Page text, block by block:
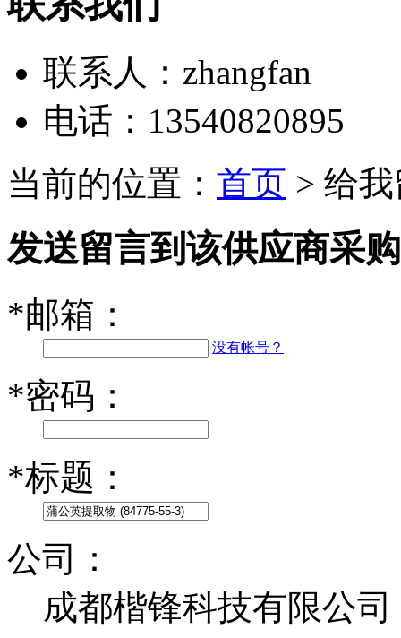
联系人： zhangfan
电话： 13540820895
当前的位置： 首页 > 给
发送留言到该供应商采
*邮箱：
没有帐号？
*密码：
*标题：
公司：
成都楷锋科技有限公司